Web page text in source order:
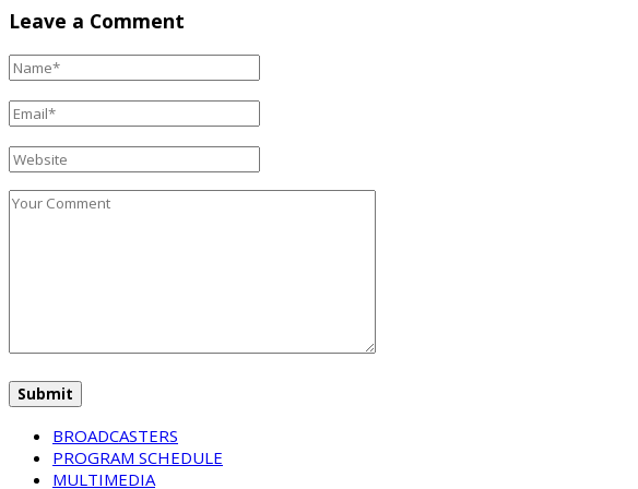
Leave a Comment
BROADCASTERS
PROGRAM SCHEDULE
MULTIMEDIA